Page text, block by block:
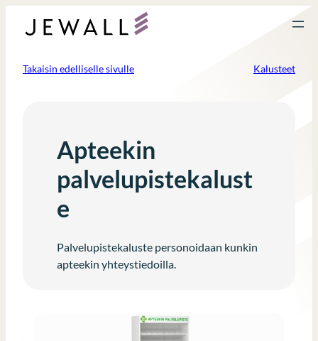
sisältöön
Takaisin edelliselle sivulle Kalusteet
Apteekin
palvelupistekalust
e
Palvelupistekaluste personoidaan kunkin
apteekin yhteystiedoilla.